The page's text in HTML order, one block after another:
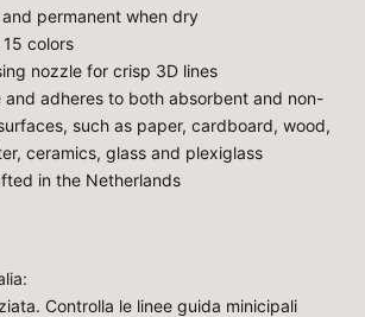
permanent when dry
colors
nozzle for crisp 3D lines
and adheres to both absorbent and non-
such as paper, cardboard, wood,
ceramics, glass and plexiglass
in the Netherlands
Controlla le linee guida minicipali